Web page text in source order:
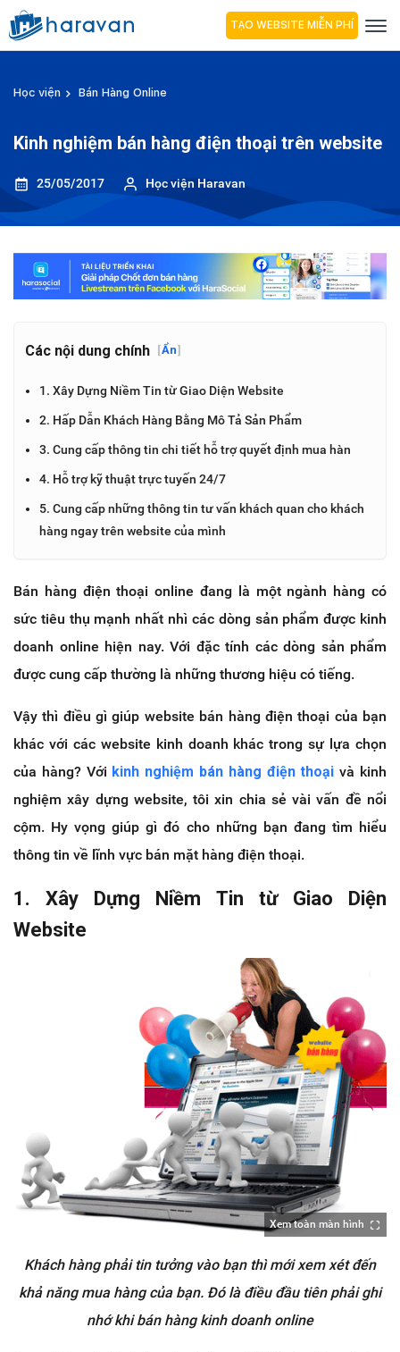
TẠO WEBSITE MIỄN PHÍ
Học viện Bán Hàng Online
Kinh nghiệm bán hàng điện thoại trên website
25/05/2017 Học viện Haravan
Các nội dung chính [Ẩn]
1. Xây Dựng Niềm Tin từ Giao Diện Website
2. Hấp Dẫn Khách Hàng Bằng Mô Tả Sản Phẩm
3. Cung cấp thông tin chi tiết hỗ trợ quyết định mua hàn
4. Hỗ trợ kỹ thuật trực tuyến 24/7
5. Cung cấp những thông tin tư vấn khách quan cho khách
hàng ngay trên website của mình
Bán hàng điện thoại online đang là một ngành hàng có
sức tiêu thụ mạnh nhất nhì các dòng sản phẩm được kinh
doanh online hiện nay. Với đặc tính các dòng sản phẩm
được cung cấp thường là những thương hiệu có tiếng.
Vậy thì điều gì giúp website bán hàng điện thoại của bạn
khác với các website kinh doanh khác trong sự lựa chọn
của hàng? Với kinh nghiệm bán hàng điện thoại và kinh
nghiệm xây dựng website, tôi xin chia sẻ vài vấn đề nổi
cộm. Hy vọng giúp gì đó cho những bạn đang tìm hiểu
thông tin về lĩnh vực bán mặt hàng điện thoại.
1. Xây Dựng Niềm Tin từ Giao Diện
Website
Xem toàn màn hình
Khách hàng phải tin tưởng vào bạn thì mới xem xét đến
khả năng mua hàng của bạn. Đó là điều đầu tiên phải ghi
nhớ khi bán hàng kinh doanh online